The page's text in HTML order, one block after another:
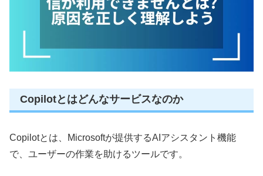
Copilotとはどんなサービスなのか
Copilotとは、Microsoftが提供するAIアシスタント機能
で、ユーザーの作業を助けるツールです。